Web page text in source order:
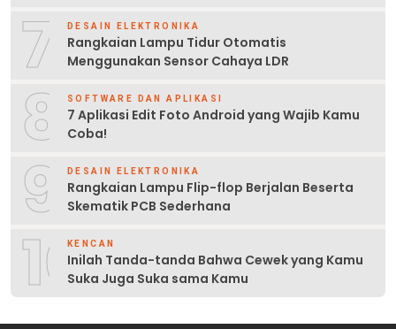
7 DESAIN ELEKTRONIKA
Rangkaian Lampu Tidur Otomatis
Menggunakan Sensor Cahaya LDR
8 SOFTWARE DAN APLIKASI
7 Aplikasi Edit Foto Android yang Wajib Kamu
Coba!
9 DESAIN ELEKTRONIKA
Rangkaian Lampu Flip-flop Berjalan Beserta
Skematik PCB Sederhana
10KENCAN
Inilah Tanda-tanda Bahwa Cewek yang Kamu
Suka Juga Suka sama Kamu